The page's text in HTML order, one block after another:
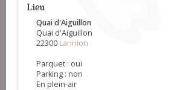
Lieu
Quai d'Aiguillon
Quai d'Aiguillon
22300 Lannion
Parquet : oui
Parking : non
En plein-air